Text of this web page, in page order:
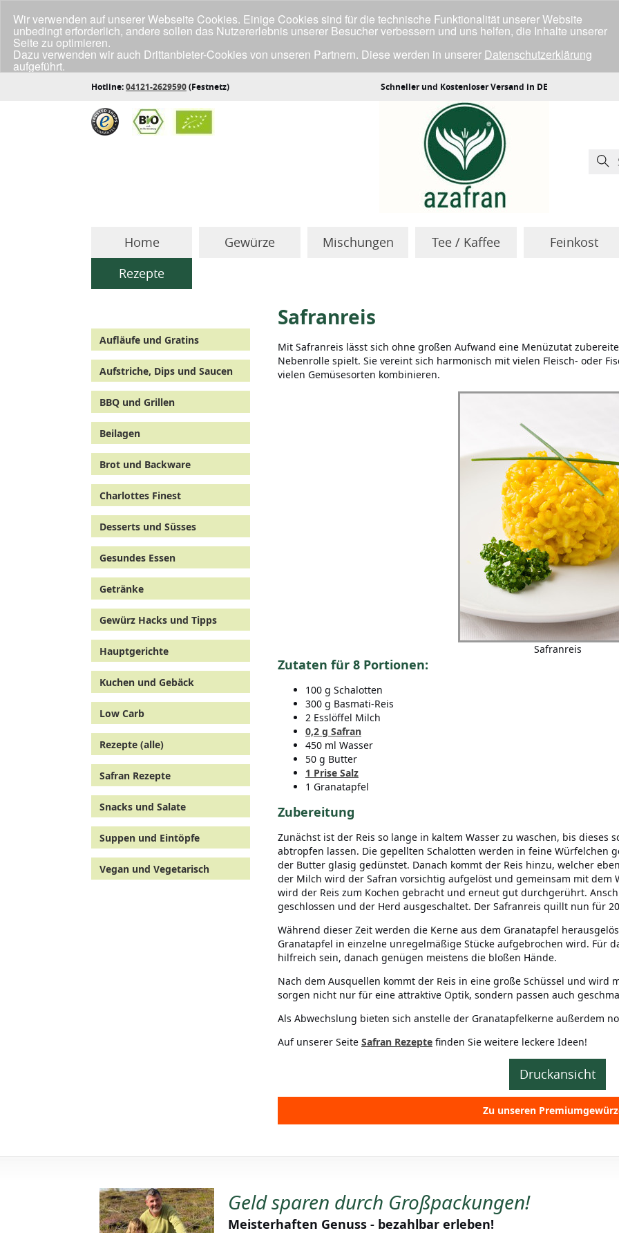
Hotline:04121-2629590(Festnetz) Schneller und Kostenloser Versand in DE
Home Gewürze Mischungen Tee / Kaffee
Feinkost
Rezepte
Aufläufe und Gratins
Aufstriche, Dips und Saucen
BBQ und Grillen
Beilagen
Brot und Backware
Charlottes Finest
Desserts und Süsses
Gesundes Essen
Getränke
Gewürz Hacks und Tipps
Hauptgerichte
Kuchen und Gebäck
Low Carb
Rezepte (alle)
Safran Rezepte
Snacks und Salate
Suppen und Eintöpfe
Vegan und Vegetarisch
Safranreis
Mit Safranreis lässt sich ohne großen Aufwand eine Menüzutat
Nebenrolle spielt. Sie vereint sich harmonisch mit vielen Fleisch- oder
vielen Gemüsesorten kombinieren.
Safranreis
Zutaten für 8 Portionen:
100 g Schalotten
300 g Basmati-Reis
2 Esslöffel Milch
0,2 g Safran
450 ml Wasser
50 g Butter
1 Prise Salz
1 Granatapfel
Zubereitung
Zunächst ist der Reis so lange in kaltem Wasser zu waschen, bis dieses
abtropfen lassen. Die gepellten Schalotten werden in feine Würfelchen
der Butter glasig gedünstet. Danach kommt der Reis hinzu, welcher
der Milch wird der Safran vorsichtig aufgelöst und gemeinsam mit dem
wird der Reis zum Kochen gebracht und erneut gut durchgerührt.
geschlossen und der Herd ausgeschaltet. Der Safranreis quillt nun für
Während dieser Zeit werden die Kerne aus dem Granatapfel
Granatapfel in einzelne unregelmäßige Stücke aufgebrochen wird. Für
hilfreich sein, danach genügen meistens die bloßen Hände.
Nach dem Ausquellen kommt der Reis in eine große Schüssel und wird
sorgen nicht nur für eine attraktive Optik, sondern passen auch
Als Abwechslung bieten sich anstelle der Granatapfelkerne außerdem
Auf unserer Seite Safran Rezepte finden Sie weitere leckere Ideen!
Druckansicht
Zu unseren
Geld sparen durch Großpackungen!
Meisterhaften Genuss - bezahlbar erleben!
Wir verwenden auf unserer Webseite Cookies. Einige Cookies sind für die technische Funktionalität unserer Website
unbedingt erforderlich, andere sollen das Nutzererlebnis unserer Besucher verbessern und uns helfen, die Inhalte unserer
Seite zu optimieren.
Dazu verwenden wir auch Drittanbieter-Cookies von unseren Partnern. Diese werden in unserer Datenschutzerklärung
aufgeführt.
Klicke unten auf "Annehmen", wenn du mit der Verwendung aller Cookies einverstanden bist.